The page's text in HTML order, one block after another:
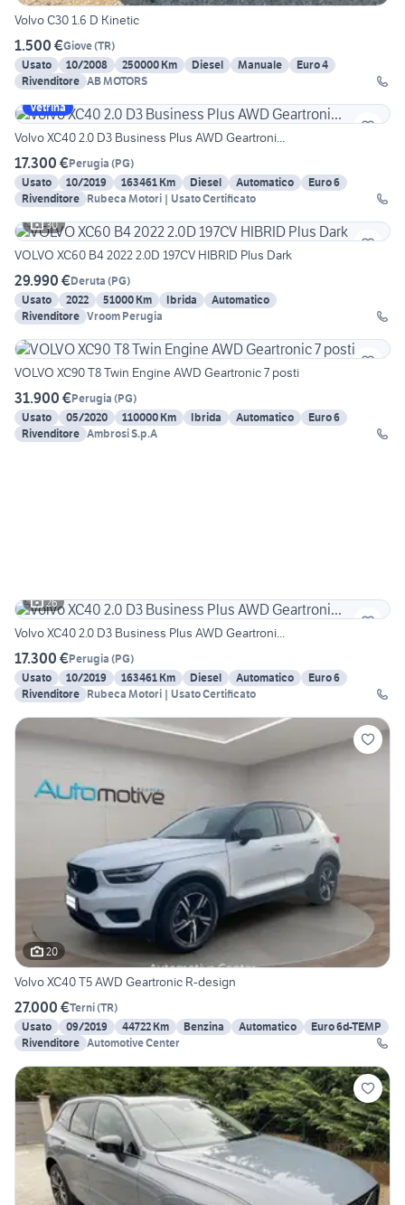
Volvo C30 1.6 D Kinetic
1.500 €Giove(TR)
Usato
10/2008 250000 Km Diesel Manuale
Euro 4
Rivenditore AB MOTORS
Vetrina
Volvo XC40 2.0 D3 Business Plus AWD Geartroni...
17.300 €Perugia (PG)
Usato
10/2019 163461 Km Diesel Automatico
Euro 6
Rivenditore Rubeca Motori | Usato Certificato
30
VOLVO XC60 B4 2022 2.0D 197CV HIBRID Plus Dark
29.990 €Deruta (PG)
Usato
2022 51000 Km Ibrida
Automatico
Rivenditore Vroom Perugia
VOLVO XC90 T8 Twin Engine AWD Geartronic 7 posti
31.900 €Perugia (PG)
Usato
05/2020 110000 Km Ibrida Automatico
Euro 6
Rivenditore Ambrosi S.p.A
26
Volvo XC40 2.0 D3 Business Plus AWD Geartroni...
17.300 €Perugia (PG)
Usato
10/2019 163461 Km Diesel Automatico
Euro 6
Rivenditore Rubeca Motori | Usato Certificato
20
Volvo XC40 T5 AWD Geartronic R-design
27.000 €Terni(TR)
Usato
09/2019 44722 Km Benzina Automatico
Euro 6d-TEMP
Rivenditore Automotive Center